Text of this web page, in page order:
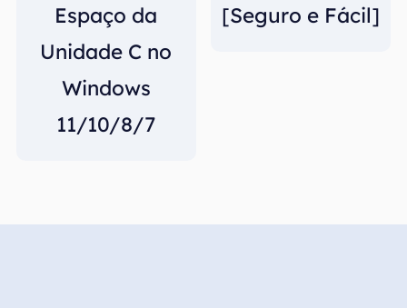
Espaço da
Unidade C no
Windows
11/10/8/7
[Seguro e Fácil]